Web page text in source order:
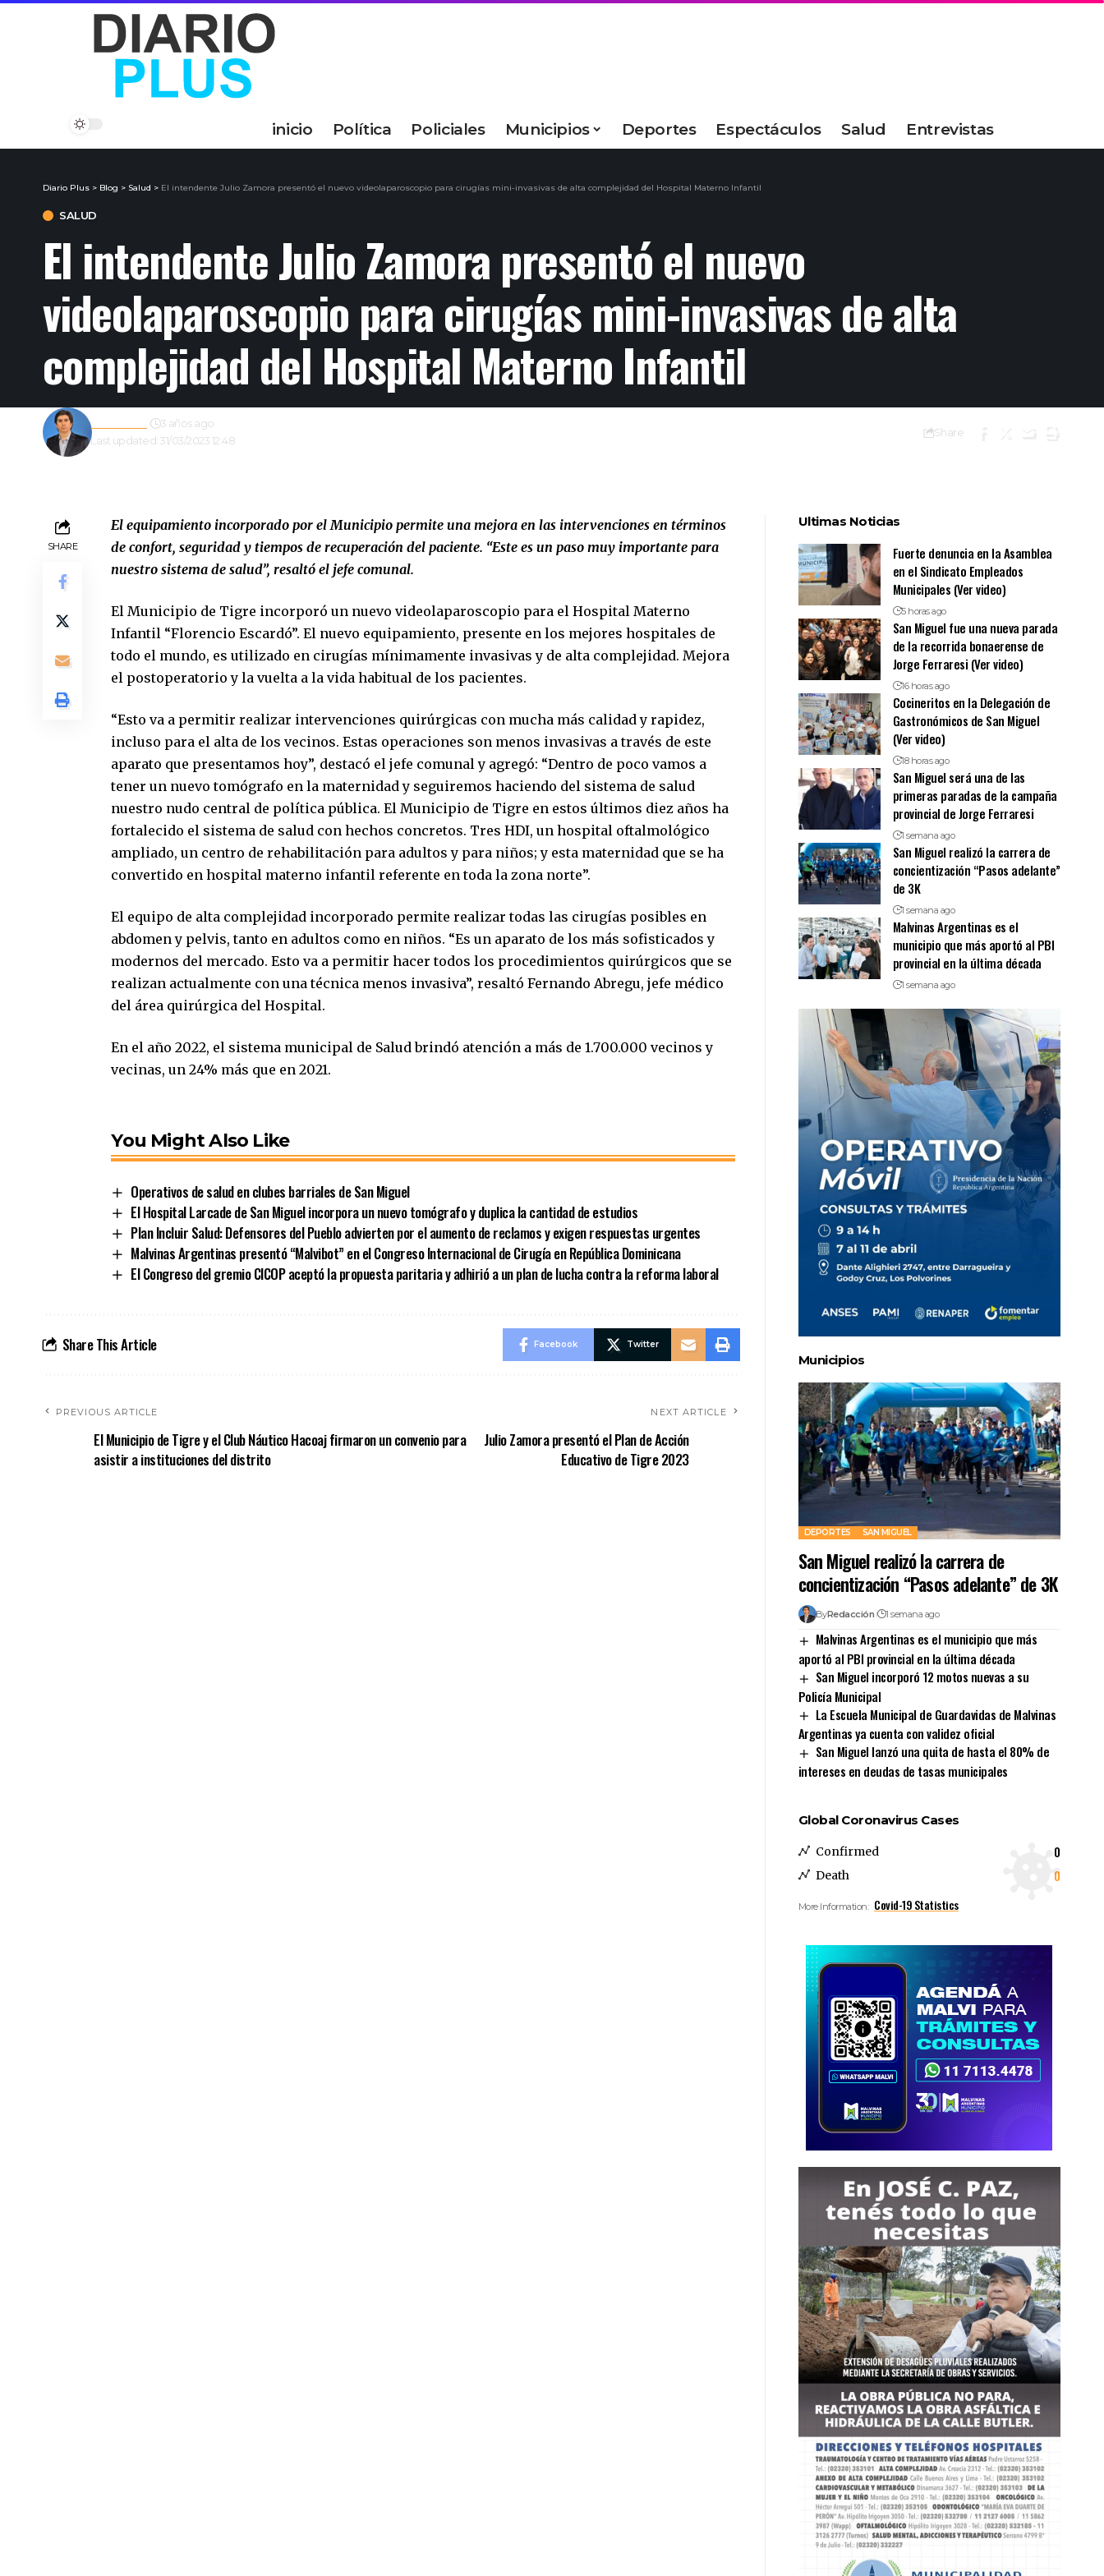
inicio Política Policiales Municipios Deportes Espectáculos Salud Entrevistas
Diario Plus > Blog > Salud > El intendente Julio Zamora presentó el nuevo videolaparoscopio para cirugías mini-invasivas de alta complejidad del Hospital Materno Infantil
SALUD
El intendente Julio Zamora presentó el nuevo
videolaparoscopio para cirugías mini-invasivas de alta
complejidad del Hospital Materno Infantil
Last updated: 31/03/2023 12:48
Redacción 3 años ago
Share
SHARE
El equipamiento incorporado por el Municipio permite una mejora en las intervenciones en términos
de confort, seguridad y tiempos de recuperación del paciente. “Este es un paso muy importante para
nuestro sistema de salud”, resaltó el jefe comunal.
El Municipio de Tigre incorporó un nuevo videolaparoscopio para el Hospital Materno
Infantil “Florencio Escardó”. El nuevo equipamiento, presente en los mejores hospitales de
todo el mundo, es utilizado en cirugías mínimamente invasivas y de alta complejidad. Mejora
el postoperatorio y la vuelta a la vida habitual de los pacientes.
“Esto va a permitir realizar intervenciones quirúrgicas con mucha más calidad y rapidez,
incluso para el alta de los vecinos. Estas operaciones son menos invasivas a través de este
aparato que presentamos hoy”, destacó el jefe comunal y agregó: “Dentro de poco vamos a
tener un nuevo tomógrafo en la maternidad y seguiremos haciendo del sistema de salud
nuestro nudo central de política pública. El Municipio de Tigre en estos últimos diez años ha
fortalecido el sistema de salud con hechos concretos. Tres HDI, un hospital oftalmológico
ampliado, un centro de rehabilitación para adultos y para niños; y esta maternidad que se ha
convertido en hospital materno infantil referente en toda la zona norte”.
El equipo de alta complejidad incorporado permite realizar todas las cirugías posibles en
abdomen y pelvis, tanto en adultos como en niños. “Es un aparato de los más sofisticados y
modernos del mercado. Esto va a permitir hacer todos los procedimientos quirúrgicos que se
realizan actualmente con una técnica menos invasiva”, resaltó Fernando Abregu, jefe médico
del área quirúrgica del Hospital.
En el año 2022, el sistema municipal de Salud brindó atención a más de 1.700.000 vecinos y
vecinas, un 24% más que en 2021.
You Might Also Like
Operativos de salud en clubes barriales de San Miguel
El Hospital Larcade de San Miguel incorpora un nuevo tomógrafo y duplica la cantidad de estudios
Plan Incluir Salud: Defensores del Pueblo advierten por el aumento de reclamos y exigen respuestas urgentes
Malvinas Argentinas presentó “Malvibot” en el Congreso Internacional de Cirugía en República Dominicana
El Congreso del gremio CICOP aceptó la propuesta paritaria y adhirió a un plan de lucha contra la reforma laboral
Share This Article Facebook Twitter
PREVIOUS ARTICLE
El Municipio de Tigre y el Club Náutico Hacoaj firmaron un convenio para
asistir a instituciones del distrito
NEXT ARTICLE
Julio Zamora presentó el Plan de Acción
Educativo de Tigre 2023
Ultimas Noticias
Fuerte denuncia en la Asamblea
en el Sindicato Empleados
Municipales (Ver video)
5 horas ago
San Miguel fue una nueva parada
de la recorrida bonaerense de
Jorge Ferraresi (Ver video)
16 horas ago
Cocineritos en la Delegación de
Gastronómicos de San Miguel
(Ver video)
18 horas ago
San Miguel será una de las
primeras paradas de la campaña
provincial de Jorge Ferraresi
1 semana ago
San Miguel realizó la carrera de
concientización “Pasos adelante”
de 3K
1 semana ago
Malvinas Argentinas es el
municipio que más aportó al PBI
provincial en la última década
1 semana ago
Municipios
DEPORTES SAN MIGUEL
San Miguel realizó la carrera de
concientización “Pasos adelante” de 3K
ByRedacción 1 semana ago
Malvinas Argentinas es el municipio que más
aportó al PBI provincial en la última década
San Miguel incorporó 12 motos nuevas a su
Policía Municipal
La Escuela Municipal de Guardavidas de Malvinas
Argentinas ya cuenta con validez oficial
San Miguel lanzó una quita de hasta el 80% de
intereses en deudas de tasas municipales
Global Coronavirus Cases
Confirmed 0
Death 0
More Information: Covid-19 Statistics